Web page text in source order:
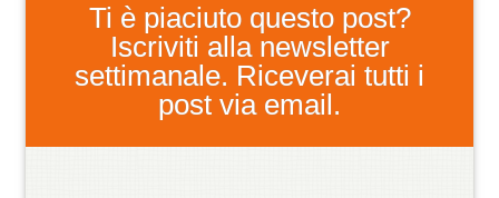
Ti è piaciuto questo post?
Iscriviti alla newsletter
settimanale. Riceverai tutti i
post via email.